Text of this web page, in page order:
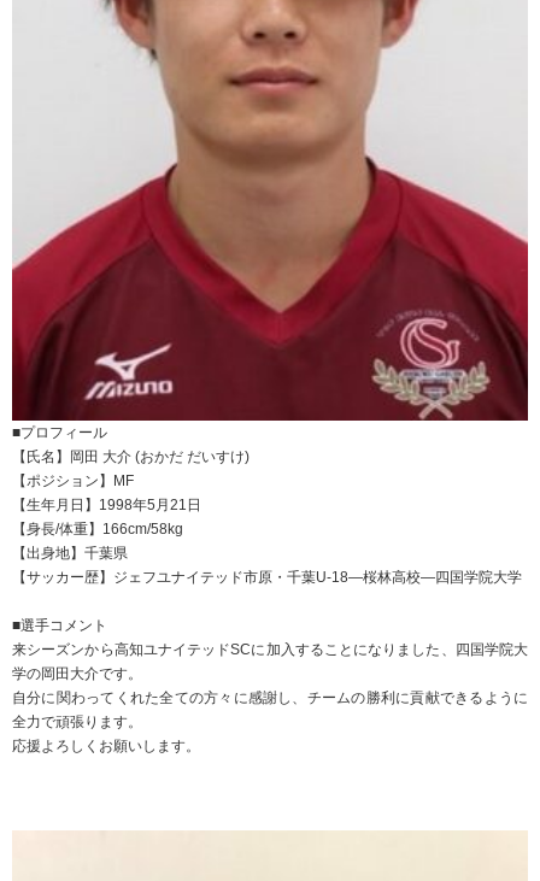
■プロフィール
【氏名】岡田 大介 (おかだ だいすけ)
【ポジション】MF
【生年月日】1998年5月21日
【身長/体重】166cm/58kg
【出身地】千葉県
【サッカー歴】ジェフユナイテッド市原・千葉U-18―桜林高校―四国学院大学
■選手コメント
来シーズンから高知ユナイテッドSCに加入することになりました、四国学院大
学の岡田大介です。
自分に関わってくれた全ての方々に感謝し、チームの勝利に貢献できるように
全力で頑張ります。
応援よろしくお願いします。